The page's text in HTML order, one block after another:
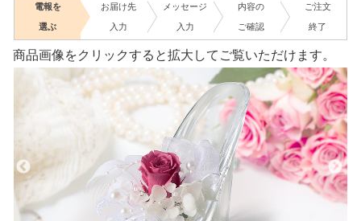
電報を
選ぶ
お届け先
入力
メッセージ
入力
内容の
ご確認
ご注文
終了
商品画像をクリックすると拡大してご覧いただけます。